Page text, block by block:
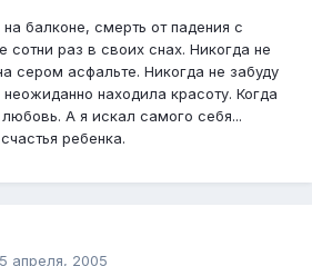
балконе, смерть от падения с
сотни раз в своих снах. Никогда не
сером асфальте. Никогда не забуду
находила красоту. Когда
А я искал самого себя...
ребенка.
5 апреля, 2005